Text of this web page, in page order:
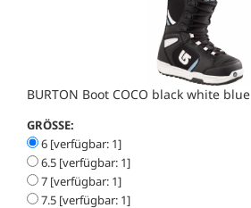
BURTON Boot COCO black white blue
GRÖSSE:
6 [verfügbar: 1]
6.5 [verfügbar: 1]
7 [verfügbar: 1]
7.5 [verfügbar: 1]